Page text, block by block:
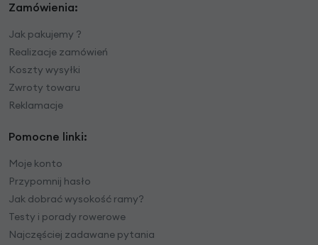
Zamówienia:
Jak pakujemy ?
Realizacje zamówień
Koszty wysyłki
Zwroty towaru
Reklamacje
Pomocne linki:
Moje konto
Przypomnij hasło
Jak dobrać wysokość ramy?
Testy i porady rowerowe
Najczęściej zadawane pytania